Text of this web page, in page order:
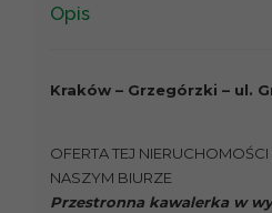
Opis
Kraków – Grzegórzki – ul.
OFERTA TEJ
NASZYM BIURZE
Przestronna kawalerka w